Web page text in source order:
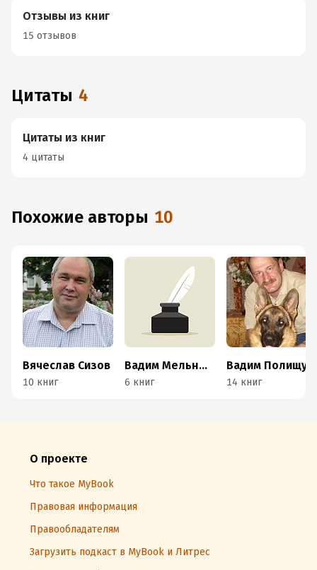
Отзывы из книг
15 отзывов
Цитаты 4
Цитаты из книг
4 цитаты
Похожие авторы 10
Вячеслав Сизов
10 книг
Вадим Мельнюшкин
6 книг
Вадим Полищук
14 книг
О проекте
Что такое MyBook
Правовая информация
Правообладателям
Загрузить подкаст в MyBook и Литрес